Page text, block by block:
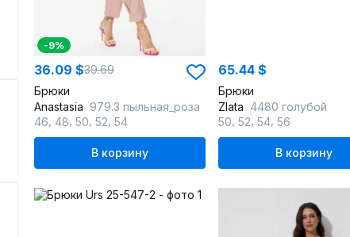
-9%
36.09 $39.69
Брюки
Anastasia 979.3 пыльная_роза
46 48 50 52 54
В корзину
65.44 $
Брюки
Zlata 4480 голубой
50 52 54 56
В корзину